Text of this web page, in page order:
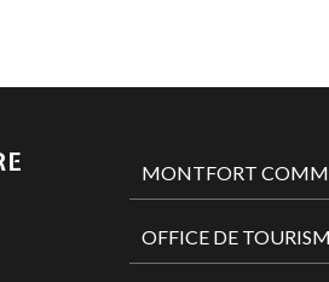
MONTFORT
OFFICE DE